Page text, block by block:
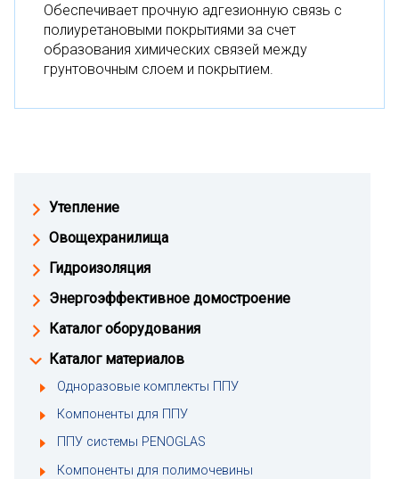
Утепление
Овощехранилища
Гидроизоляция
Энергоэффективное домостроение
Каталог оборудования
Каталог материалов
Одноразовые комплекты ППУ
Компоненты для ППУ
ППУ системы PENOGLAS
Компоненты для полимочевины
Обеспечивает прочную адгезионную связь с
полиуретановыми покрытиями за счет
образования химических связей между
грунтовочным слоем и покрытием.